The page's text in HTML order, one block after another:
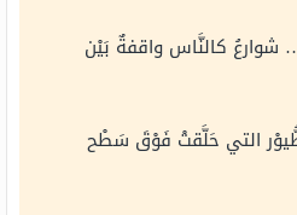
كالنَّاس واقفةٌ بَيْن
التي حَلَّقتْ فَوْقَ سَطْح